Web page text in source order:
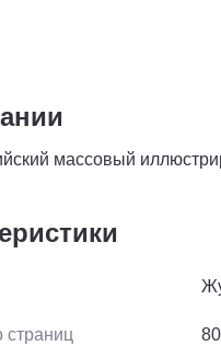
массовый
страниц 80